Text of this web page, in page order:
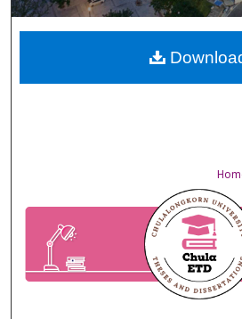
About
Digital Commons